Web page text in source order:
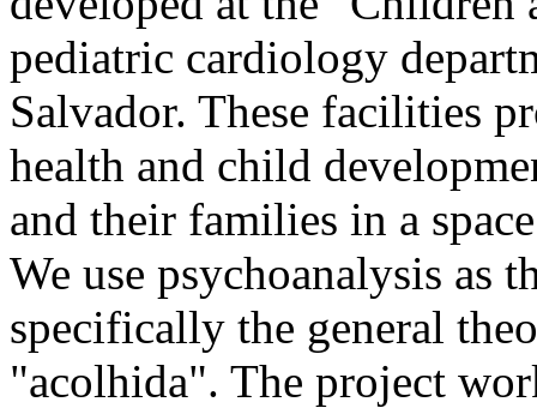
pediatric cardiology
Salvador. These facilities
health and child
and their families in a
We use psychoanalysis as
specifically the general
"acolhida". The project